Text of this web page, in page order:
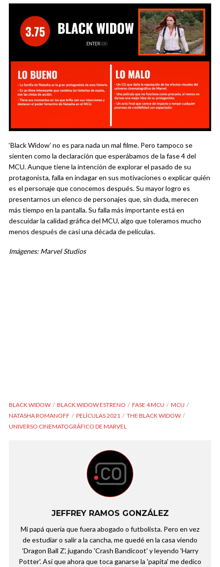
‘Black Widow’ no es para nada un mal filme. Pero tampoco se
sienten como la declaración que esperábamos de la fase 4 del
MCU. Aunque tiene la intención de explorar el pasado de su
protagonista, falla en indagar en sus motivaciones o explicar quién
es el personaje que conocemos después. Su mayor logro es
presentarnos un elenco de personajes que, sin duda, merecen
más tiempo en la pantalla. Su falla más importante está en
descuidar la calidad gráfica del MCU, algo que toleramos mucho
menos después de casi una década de películas.
Imágenes: Marvel Studios
BLACK WIDOW BLACK WIDOW ESTRENO FASE 4 MCU
MCU
NATASHA ROMANOFF
PELÍCULAS 2021
THE BLACK WIDOW
UNIVERSO CINEMATOGRÁFICO DE MARVEL
JEFFREY RAMOS GONZÁLEZ
Mi papá quería que fuera abogado o futbolista. Pero en vez
de estudiar o salir a la cancha, me quedé en la casa viendo
'Dragon Ball Z', jugando 'Crash Bandicoot' y leyendo 'Harry
Potter'. Así que ahora que toca ganarse la 'papita' me dedico